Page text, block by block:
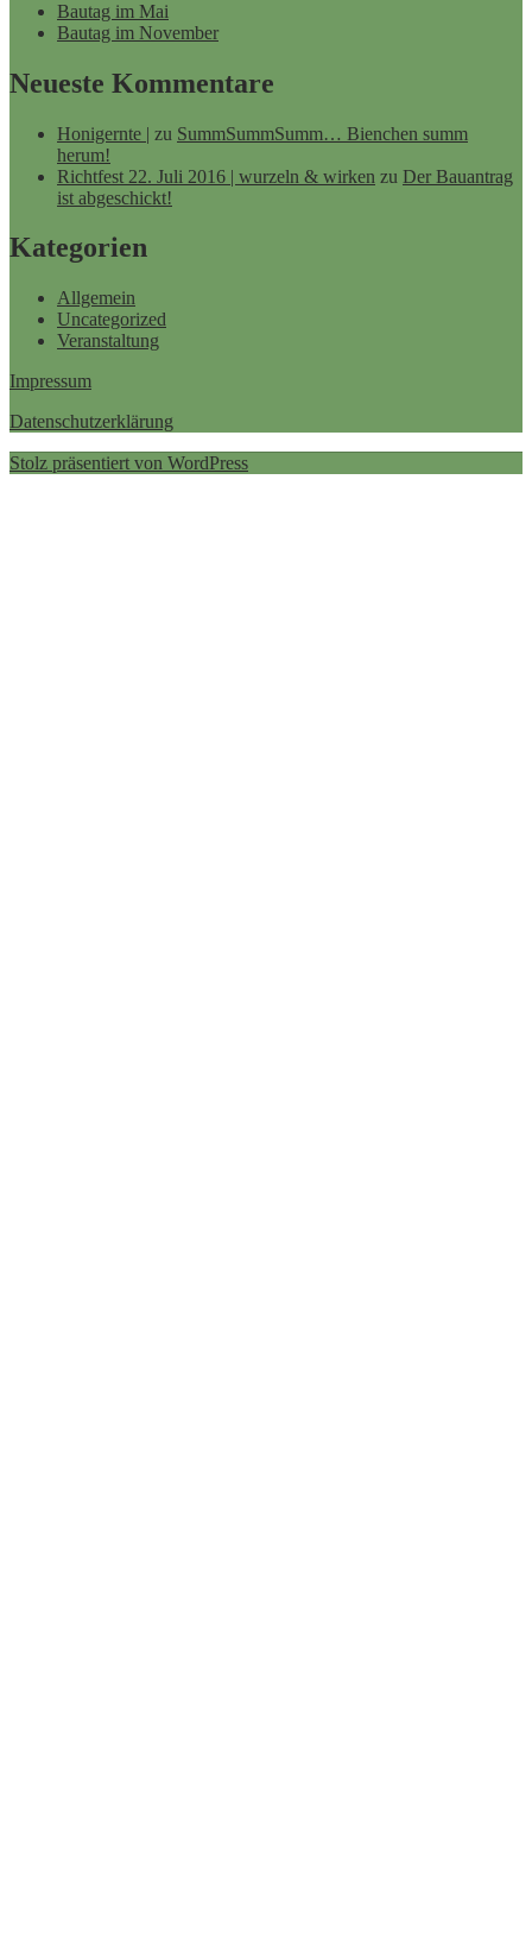
Bautag im Mai
Bautag im November
Neueste Kommentare
Honigernte | zu SummSummSumm… Bienchen summ
herum!
Richtfest 22. Juli 2016 | wurzeln & wirken zu Der Bauantrag
ist abgeschickt!
Kategorien
Allgemein
Uncategorized
Veranstaltung
Impressum
Datenschutzerklärung
Stolz präsentiert von WordPress